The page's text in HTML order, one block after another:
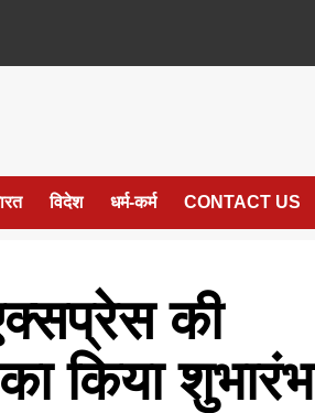
विदेश धर्म-कर्म CONTACT US
की
किया शुभारंभ